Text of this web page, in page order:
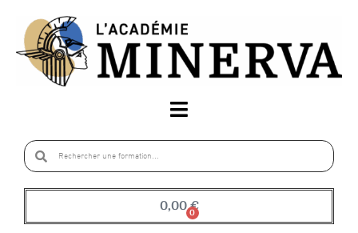
0,00€
0